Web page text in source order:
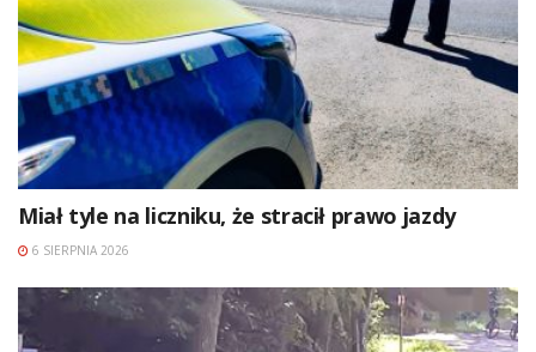
Miał tyle na liczniku, że stracił prawo jazdy
6 SIERPNIA 2026